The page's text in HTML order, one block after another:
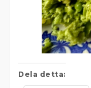
Dela detta: